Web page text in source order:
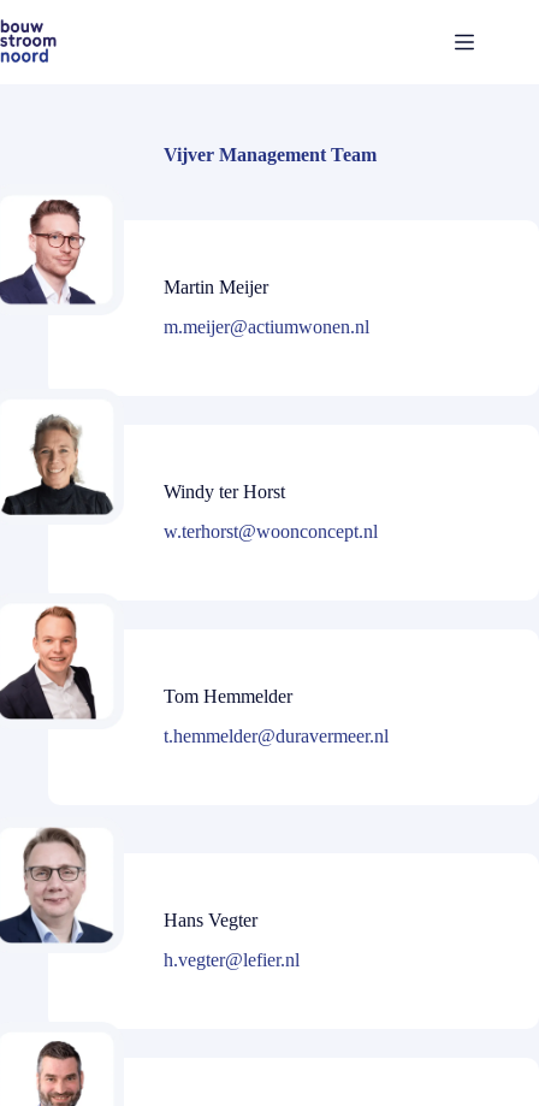
naar
de
Vijver Management Team
Martin Meijer
m.meijer@actiumwonen.nl
Windy ter Horst
w.terhorst@woonconcept.nl
Tom Hemmelder
t.hemmelder@duravermeer.nl
Hans Vegter
h.vegter@lefier.nl